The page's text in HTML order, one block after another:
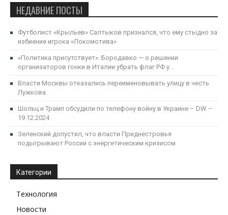
НЕДАВНИЕ ПОСТЫ
Футболист «Крыльев» Салтыков признался, что ему стыдно за
избиение игрока «Локомотива»
«Политика присутствует». Бородавко — о решении
организаторов гонки в Италии убрать флаг РФ у...
Власти Москвы отказались переименовывать улицу в честь
Лужкова
Шольц и Трамп обсудили по телефону войну в Украине – DW –
19.12.2024
Зеленский допустил, что власти Приднестровья
подыгрывают России с энергетическим кризисом
Категории
Технология
Новости